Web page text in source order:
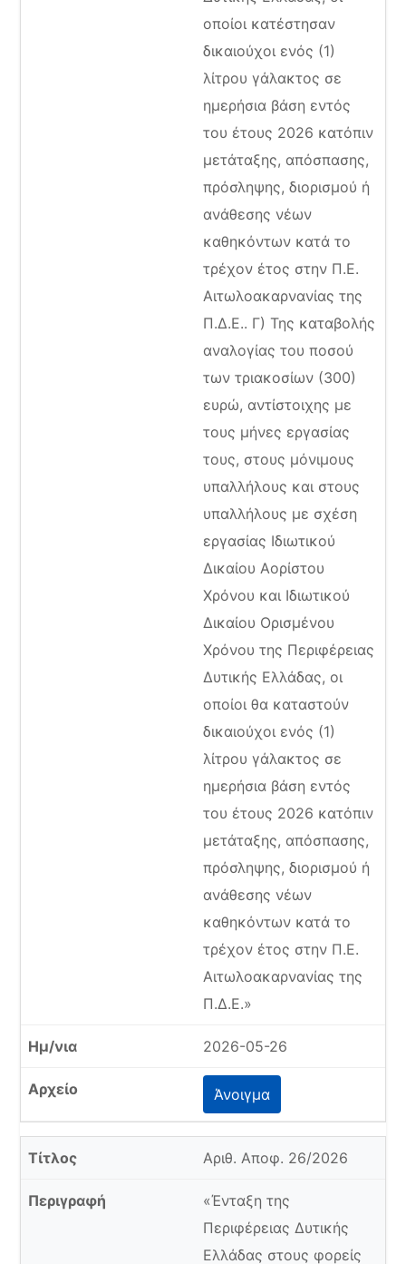
οποίοι κατέστησαν
δικαιούχοι ενός (1)
λίτρου γάλακτος σε
ημερήσια βάση εντός
του έτους 2026 κατόπιν
μετάταξης, απόσπασης,
πρόσληψης, διορισμού ή
ανάθεσης νέων
καθηκόντων κατά το
τρέχον έτος στην Π.Ε.
Αιτωλοακαρνανίας της
Π.Δ.Ε.. Γ) Της καταβολής
αναλογίας του ποσού
των τριακοσίων (300)
ευρώ, αντίστοιχης με
τους μήνες εργασίας
τους, στους μόνιμους
υπαλλήλους και στους
υπαλλήλους με σχέση
εργασίας Ιδιωτικού
Δικαίου Αορίστου
Χρόνου και Ιδιωτικού
Δικαίου Ορισμένου
Χρόνου της Περιφέρειας
Δυτικής Ελλάδας, οι
οποίοι θα καταστούν
δικαιούχοι ενός (1)
λίτρου γάλακτος σε
ημερήσια βάση εντός
του έτους 2026 κατόπιν
μετάταξης, απόσπασης,
πρόσληψης, διορισμού ή
ανάθεσης νέων
καθηκόντων κατά το
τρέχον έτος στην Π.Ε.
Αιτωλοακαρνανίας της
Π.Δ.Ε.»
2026-05-26
Άνοιγμα
Αριθ. Αποφ. 26/2026
«Ένταξη της
Περιφέρειας Δυτικής
Ελλάδας στους φορείς